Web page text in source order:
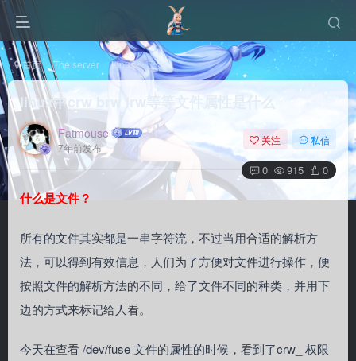
首页 The server Linux 正文
linux中crw brw lrw等等文件属性是什么
Fatmouse
7年前发布
关注 私信
0 915 0
什么是文件？
所有的文件其实都是一串字符流，不过当用合适的解析方
法，可以得到有效信息，人们为了方便对文件进行操作，便
按照文件的解析方法的不同，给了文件不同的种类，并用下
边的方式来标记给人看。
今天在查看 /dev/fuse 文件的属性的时候，看到了crw_ 权限